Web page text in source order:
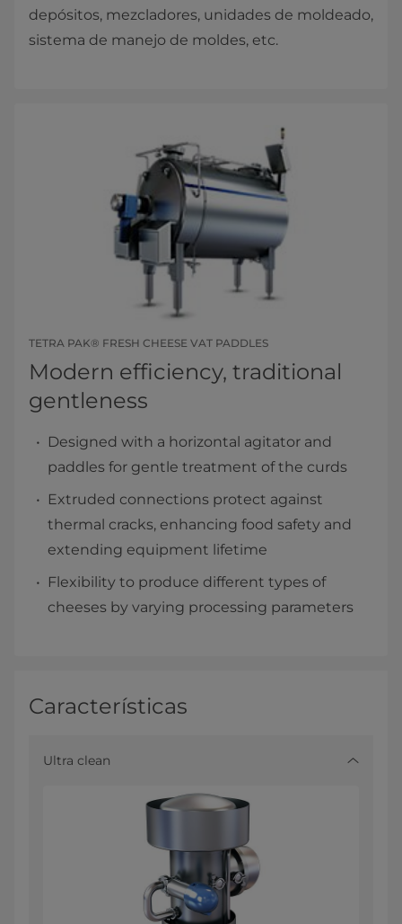
depósitos, mezcladores, unidades de moldeado,
sistema de manejo de moldes, etc.
TETRA PAK® FRESH CHEESE VAT PADDLES
Modern efficiency, traditional
gentleness
Designed with a horizontal agitator and
paddles for gentle treatment of the curds
Extruded connections protect against
thermal cracks, enhancing food safety and
extending equipment lifetime
Flexibility to produce different types of
cheeses by varying processing parameters
Características
Ultra clean